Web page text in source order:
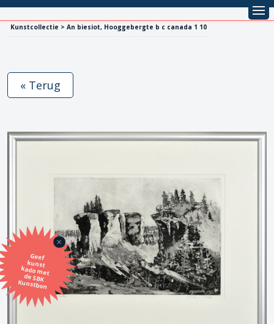
Kunstcollectie > An biesiot, Hooggebergte b c canada 1 10
Geef
kunst
kado met
de SBK
Kunstbon
« Terug